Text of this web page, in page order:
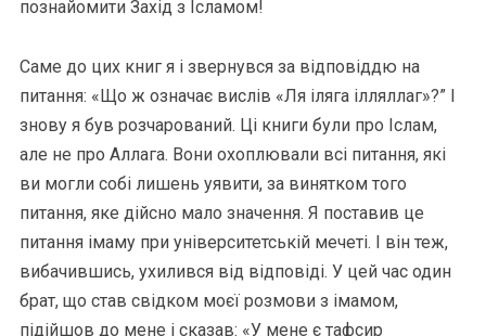
познайомити Захід з Ісламом!
Саме до цих книг я і звернувся за відповіддю на
питання: «Що ж означає вислів «Ля іляга ілляллаг»?” І
знову я був розчарований. Ці книги були про Іслам,
але не про Аллага. Вони охоплювали всі питання, які
ви могли собі лишень уявити, за винятком того
питання, яке дійсно мало значення. Я поставив це
питання імаму при університетській мечеті. І він теж,
вибачившись, ухилився від відповіді. У цей час один
брат, що став свідком моєї розмови з імамом,
підійшов до мене і сказав: «У мене є тафсир